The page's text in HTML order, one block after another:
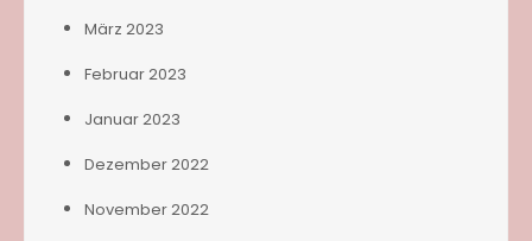
März 2023
Februar 2023
Januar 2023
Dezember 2022
November 2022